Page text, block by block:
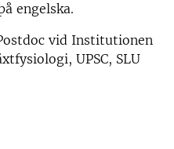
engelska.
vid Institutionen
UPSC, SLU